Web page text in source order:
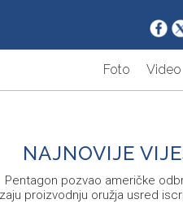
Foto Video
NAJNOVIJE
Pentagon pozvao američke
proizvodnju oružja usred